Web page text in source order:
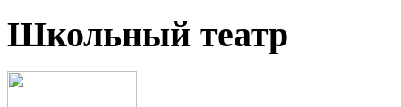
Школьный театр